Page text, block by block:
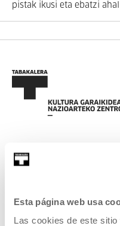
Esta página web usa
Las cookies de este
pistak ikusi eta ebatzi
EMAN IZENA BULETINEAN
ZATOZ
KONTAKTUA ETA